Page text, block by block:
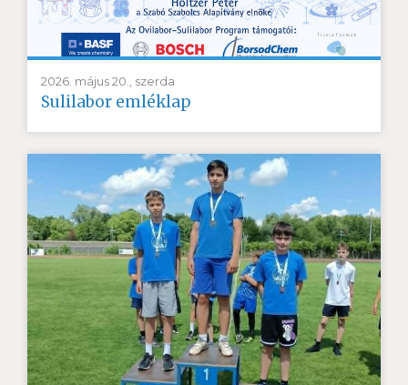
2026. május 20., szerda
Sulilabor emléklap